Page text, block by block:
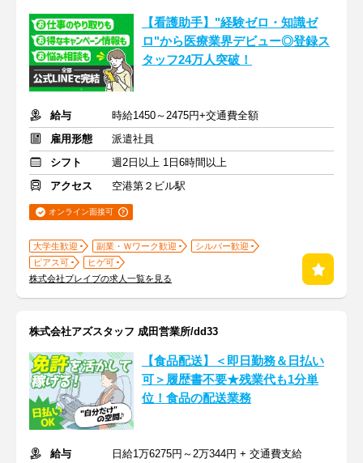
【看護助手】"経験ゼロ・知識ゼ
ロ"から医療業界デビュー◎登録ス
タッフ24万人突破！
給与
時給1450～2475円+交通費全額
雇用形態
派遣社員
シフト
週2日以上 1日6時間以上
アクセス
空港第２ビル駅
オンライン面接可
大学生歓迎 副業・Ｗワーク歓迎
シルバー歓迎
ピアス可
ヒゲ可
株式会社ブレイブの求人一覧を見る
株式会社アズスタッフ 成田営業所/dd33
【食品配送】＜即日勤務＆日払い
可＞履歴書不要★残業代も1分単
位！食品の配送業務
給与
日給1万6275円～2万344円 + 交通費支給